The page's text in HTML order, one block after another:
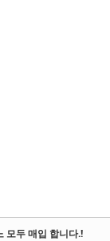
모두 매입 합니다.!